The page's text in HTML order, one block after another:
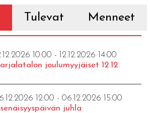
Tulevat Menneet
10:00 - 12.12.2026 14:00
joulumyyjäiset 12.12.
12:00 - 06.12.2026 15:00
juhla